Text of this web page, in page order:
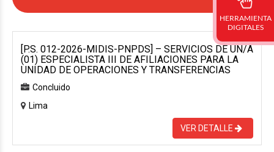
[P.S. 012-2026-MIDIS-PNPDS] – SERVICIOS DE UN/A
(01) ESPECIALISTA III DE AFILIACIONES PARA LA
UNIDAD DE OPERACIONES Y TRANSFERENCIAS
Concluido
Lima
VER DETALLE
HERRAMIENTA
DIGITALES